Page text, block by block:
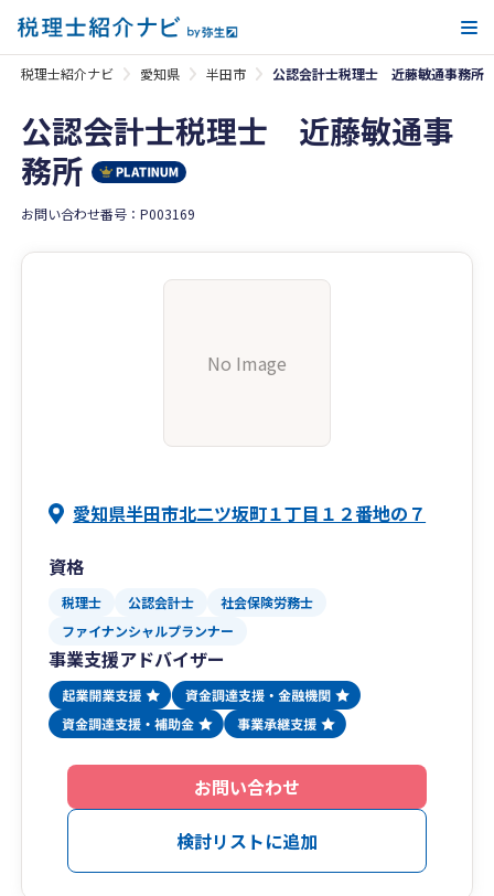
税理士紹介ナビ 愛知県 半田市 公認会計士税理士 近藤敏通事務所
公認会計士税理士 近藤敏通事
務所
お問い合わせ番号：P003169
No Image
愛知県半田市北二ツ坂町１丁目１２番地の７
資格
税理士 公認会計士
社会保険労務士
ファイナンシャルプランナー
事業支援アドバイザー
お問い合わせ
検討リストに追加